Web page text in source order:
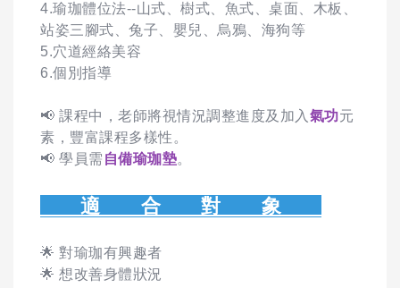
4.瑜珈體位法--山式、樹式、魚式、桌面、木板、
站姿三腳式、兔子、嬰兒、烏鴉、海狗等
5.穴道經絡美容
6.個別指導
📢 課程中，老師將視情況調整進度及加入 氣功元
素，豐富課程多樣性。
📢 學員需 自備瑜珈墊。
適 合 對 象
🌟 對瑜珈有興趣者
🌟 想改善身體狀況